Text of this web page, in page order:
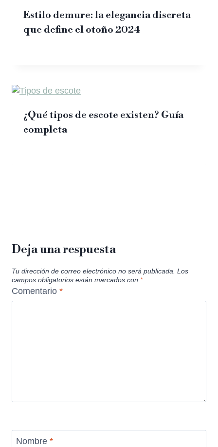
Estilo demure: la elegancia discreta
que define el otoño 2024
¿Qué tipos de escote existen? Guía
completa
Deja una respuesta
Tu dirección de correo electrónico no será publicada. Los
campos obligatorios están marcados con *
Comentario *
Nombre *